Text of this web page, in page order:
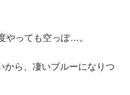
やっても空っぽ…。
から、凄いブルーになりつ